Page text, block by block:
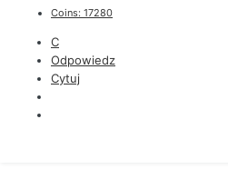
Coins: 17280
C
Odpowiedz
Cytuj